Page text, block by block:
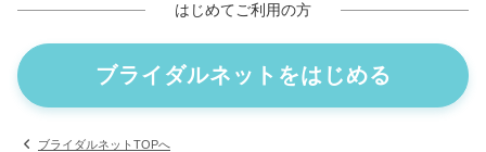
はじめてご利用の方
ブライダルネットをはじめる
ブライダルネットTOPへ